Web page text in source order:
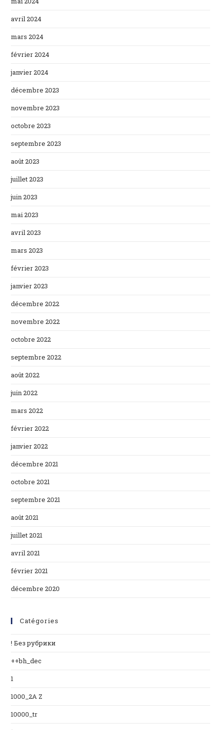
avril 2024
mars 2024
février 2024
janvier 2024
décembre 2023
novembre 2023
octobre 2023
septembre 2023
août 2023
juillet 2023
juin 2023
mai 2023
avril 2023
mars 2023
février 2023
janvier 2023
décembre 2022
novembre 2022
octobre 2022
septembre 2022
août 2022
juin 2022
mars 2022
février 2022
janvier 2022
décembre 2021
octobre 2021
septembre 2021
août 2021
juillet 2021
avril 2021
février 2021
décembre 2020
Catégories
! Без рубрики
++bh_dec
1
1000_2A Z
10000_tr